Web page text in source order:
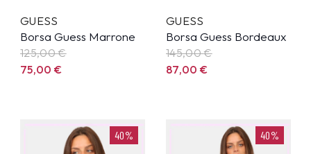
GUESS
Borsa Guess Marrone
125,00€
75,00€
GUESS
Borsa Guess Bordeaux
145,00€
87,00€
40% 40%